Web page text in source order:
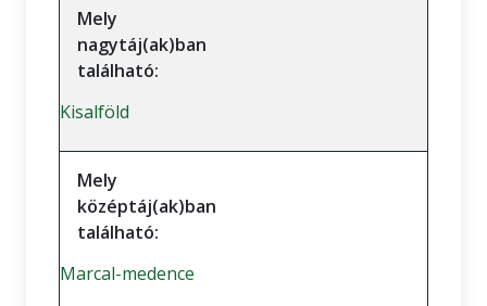
Mely
nagytáj(ak)ban
található:
Kisalföld
Mely
középtáj(ak)ban
található:
Marcal-medence